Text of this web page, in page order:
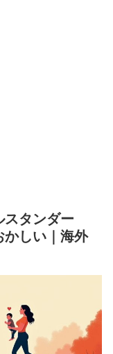
スタンダー
かしい｜海外